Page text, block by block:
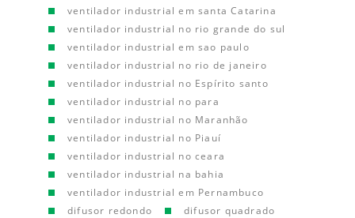
ventilador industrial em santa Catarina
ventilador industrial no rio grande do sul
ventilador industrial em sao paulo
ventilador industrial no rio de janeiro
ventilador industrial no Espírito santo
ventilador industrial no para
ventilador industrial no Maranhão
ventilador industrial no Piauí
ventilador industrial no ceara
ventilador industrial na bahia
ventilador industrial em Pernambuco
difusor redondo
difusor quadrado